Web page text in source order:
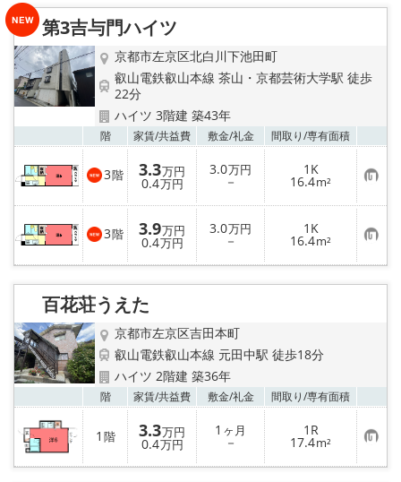
第3吉与門ハイツ
京都市左京区北白川下池田町
叡山電鉄叡山本線 茶山・京都芸術大学駅 徒歩
22分
ハイツ 3階建 築43年
階 家賃/共益費 敷金/礼金 間取り/専有面積
3階 3.3万円
0.4万円
3.0万円
－
1K
16.4m² お
気
に
入
り
登
録
3階 3.9万円
0.4万円
3.0万円
－
1K
16.4m² お
気
に
り
百花荘うえた
京都市左京区吉田本町
叡山電鉄叡山本線 元田中駅 徒歩18分
ハイツ 2階建 築36年
階 家賃/共益費 敷金/礼金 間取り/専有面積
1 階 3.3万円
0.4万円
1 ヶ月
－
1R
17.4m² お
気
に